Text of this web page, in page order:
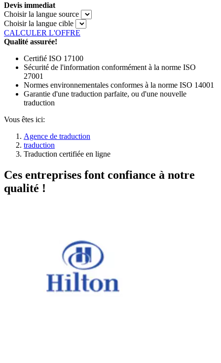
Devis immediat
Choisir la langue source
Choisir la langue cible
CALCULER L'OFFRE
Qualité assurée!
Certifié ISO 17100
Sécurité de l'information conformément à la norme ISO
27001
Normes environnementales conformes à la norme ISO 14001
Garantie d'une traduction parfaite, ou d'une nouvelle
traduction
Vous êtes ici:
Agence de traduction
traduction
Traduction certifiée en ligne
Ces entreprises font confiance à notre
qualité !